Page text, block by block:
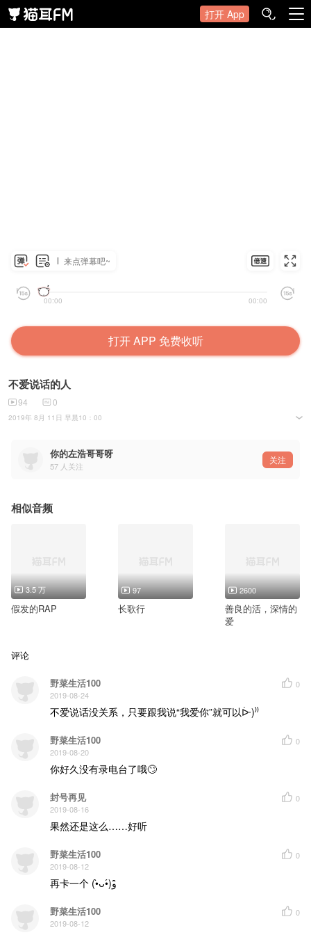
打开 App
来点弹幕吧~
00:00 00:00
打开 APP 免费收听
不爱说话的人
94 0
2019年 8月 11日 早晨10：00
你的左浩哥哥呀
57 人关注
关注
相似音频
3.5 万
假发的RAP
97
长歌行
2600
善良的活，深情的
爱
评论
野菜生活100
2019-08-24
0
不爱说话没关系，只要跟我说“我爱你”就可以ᐕ)⁾⁾
野菜生活100
2019-08-20
0
你好久没有录电台了哦🙄
封号再见
2019-08-16
0
果然还是这么……好听
野菜生活100
2019-08-12
0
野菜生活100
2019-08-12
0